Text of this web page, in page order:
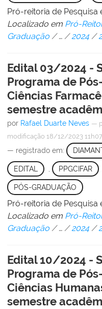
Pró-reitoria de Pesquisa
Localizado em Pró-
Graduação /… /2024 /
Edital 03/2024 -
Programa de
Ciências
semestre
por Rafael Duarte Neves —
modificação 18/12/2023 11h07
— registrado em:
EDITAL PPGCIFAR
PÓS-GRADUAÇÃO
Pró-reitoria de
Localizado em Pró-
Graduação /… /2024 /
Edital 10/2024 -
Programa de
Ciências
semestre